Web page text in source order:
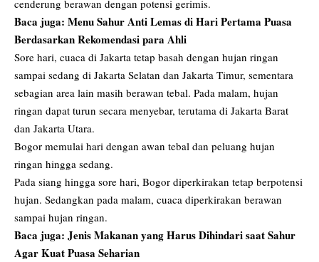
cenderung berawan dengan potensi gerimis.
Baca juga: Menu Sahur Anti Lemas di Hari Pertama Puasa
Berdasarkan Rekomendasi para Ahli
Sore hari, cuaca di Jakarta tetap basah dengan hujan ringan
sampai sedang di Jakarta Selatan dan Jakarta Timur, sementara
sebagian area lain masih berawan tebal. Pada malam, hujan
ringan dapat turun secara menyebar, terutama di Jakarta Barat
dan Jakarta Utara.
Bogor memulai hari dengan awan tebal dan peluang hujan
ringan hingga sedang.
Pada siang hingga sore hari, Bogor diperkirakan tetap berpotensi
hujan. Sedangkan pada malam, cuaca diperkirakan berawan
sampai hujan ringan.
Baca juga: Jenis Makanan yang Harus Dihindari saat Sahur
Agar Kuat Puasa Seharian